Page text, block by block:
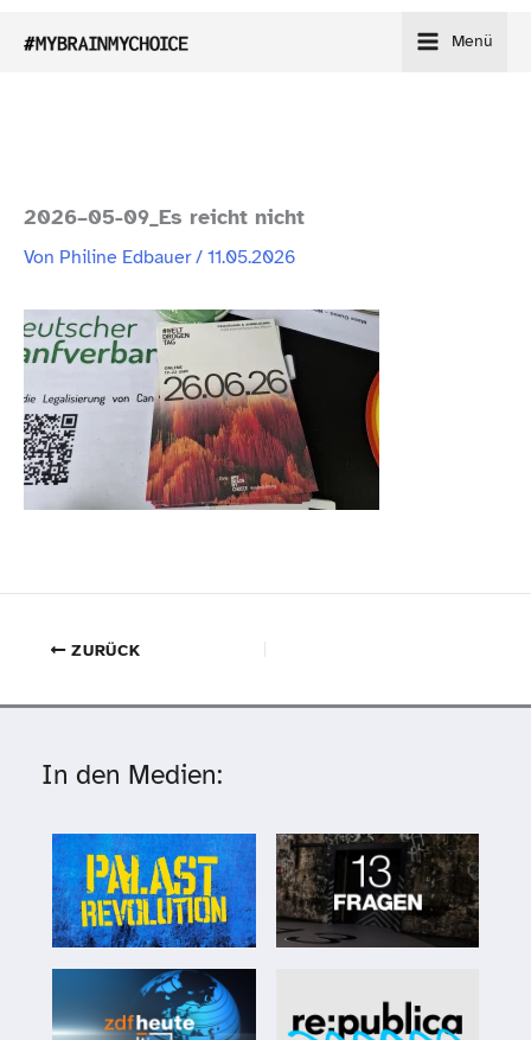
Inhalt
Menü
2026–05-09_Es reicht nicht
Von Philine Edbauer/11.05.2026
ZURÜCK
In den Medien: